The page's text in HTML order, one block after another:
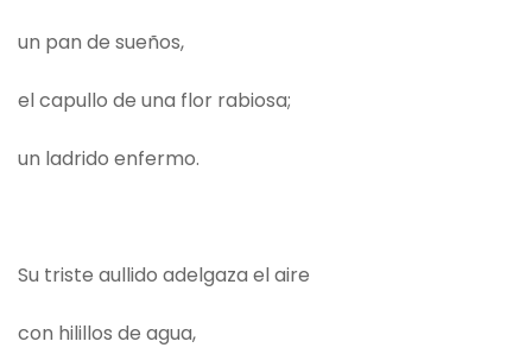
un pan de sueños,
el capullo de una flor rabiosa;
un ladrido enfermo.
Su triste aullido adelgaza el aire
con hilillos de agua,